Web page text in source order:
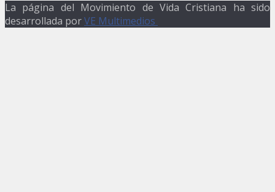
La página del Movimiento de Vida Cristiana ha sido
desarrollada porVE Multimedios